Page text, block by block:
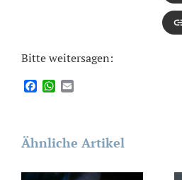
Bitte weitersagen:
FacebookWhatsApp
Ähnliche Artikel